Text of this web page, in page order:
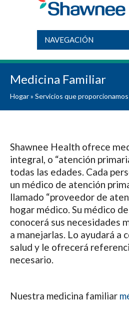
NAVEGACIÓN
Medicina Familiar
Hogar» Servicios que proporcionamos
Shawnee Health ofrece
integral, o “atención
todas las edades. Cada
un médico de atención
llamado “proveedor de
hogar médico. Su médico
conocerá sus necesidades
a manejarlas. Lo ayudará a
salud y le ofrecerá
necesario.
Nuestra medicina familiar